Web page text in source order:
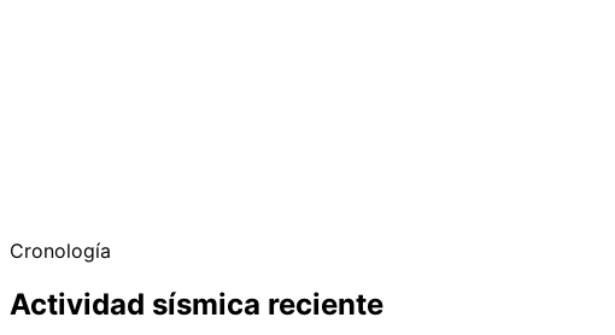
Cronología
Actividad sísmica reciente